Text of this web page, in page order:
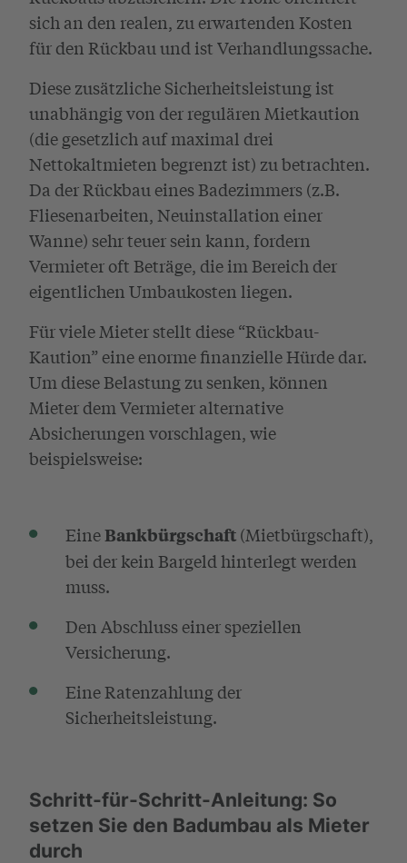
sich an den realen, zu erwartenden Kosten
für den Rückbau und ist Verhandlungssache.
Diese zusätzliche Sicherheitsleistung ist
unabhängig von der regulären Mietkaution
(die gesetzlich auf maximal drei
Nettokaltmieten begrenzt ist) zu betrachten.
Da der Rückbau eines Badezimmers (z.B.
Fliesenarbeiten, Neuinstallation einer
Wanne) sehr teuer sein kann, fordern
Vermieter oft Beträge, die im Bereich der
eigentlichen Umbaukosten liegen.
Für viele Mieter stellt diese “Rückbau-
Kaution” eine enorme finanzielle Hürde dar.
Um diese Belastung zu senken, können
Mieter dem Vermieter alternative
Absicherungen vorschlagen, wie
beispielsweise:
EineBankbürgschaft (Mietbürgschaft),
bei der kein Bargeld hinterlegt werden
muss.
Den Abschluss einer speziellen
Versicherung.
Eine Ratenzahlung der
Sicherheitsleistung.
Schritt-für-Schritt-Anleitung: So
setzen Sie den Badumbau als Mieter
durch